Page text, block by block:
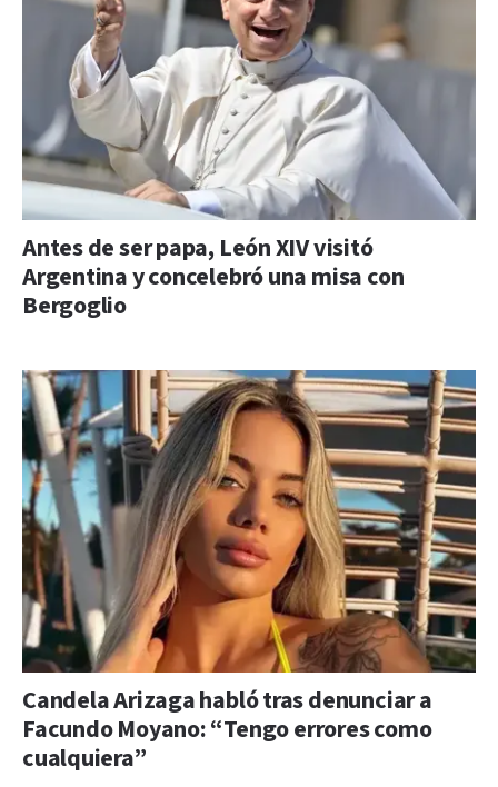
Antes de ser papa, León XIV visitó
Argentina y concelebró una misa con
Bergoglio
Candela Arizaga habló tras denunciar a
Facundo Moyano: “Tengo errores como
cualquiera”